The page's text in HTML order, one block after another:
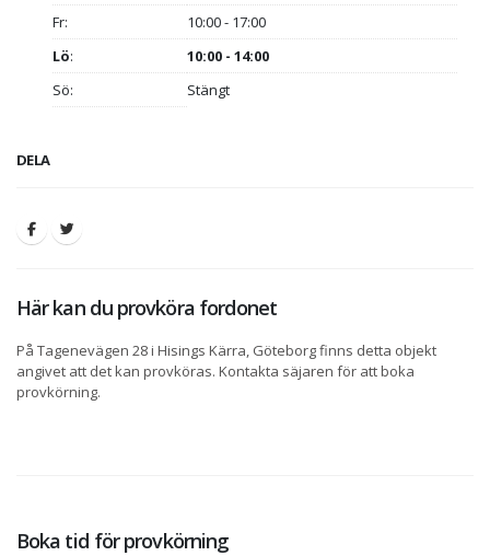
Fr:
10:00 - 17:00
Lö:
10:00 - 14:00
Sö:
Stängt
DELA
Här kan du provköra fordonet
På Tagenevägen 28 i Hisings Kärra, Göteborg finns detta objekt
angivet att det kan provköras. Kontakta säjaren för att boka
provkörning.
Boka tid för provkörning